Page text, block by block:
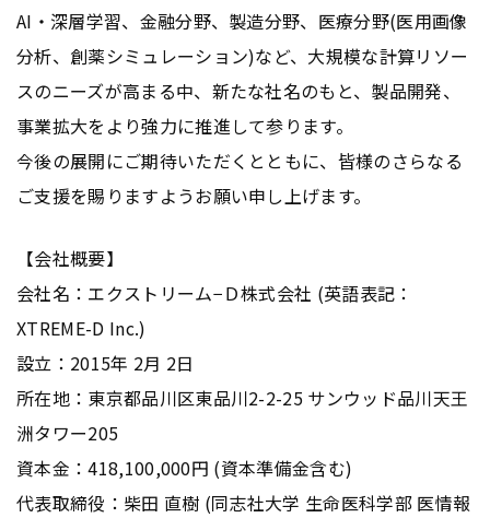
AI・深層学習、金融分野、製造分野、医療分野(医用画像
分析、創薬シミュレーション)など、大規模な計算リソー
スのニーズが高まる中、新たな社名のもと、製品開発、
事業拡大をより強力に推進して参ります。
今後の展開にご期待いただくとともに、皆様のさらなる
ご支援を賜りますようお願い申し上げます。
【会社概要】
会社名：エクストリーム−Ｄ株式会社 (英語表記：
XTREME-D Inc.)
設立：2015年 2月 2日
所在地：東京都品川区東品川2-2-25 サンウッド品川天王
洲タワー205
資本金：418,100,000円 (資本準備金含む)
代表取締役：柴田 直樹 (同志社大学 生命医科学部 医情報